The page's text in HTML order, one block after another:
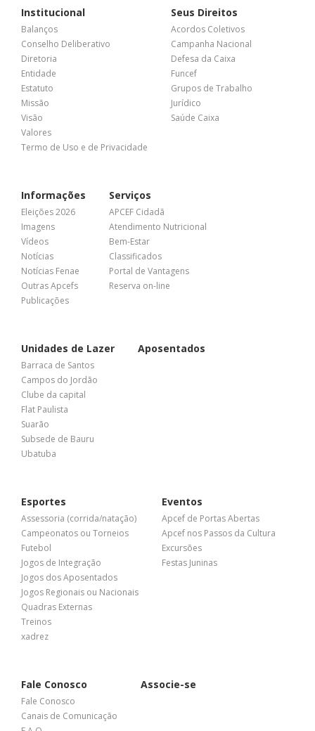
Institucional
Balanços
Conselho Deliberativo
Diretoria
Entidade
Estatuto
Missão
Visão
Valores
Termo de Uso e de Privacidade
Seus Direitos
Acordos Coletivos
Campanha Nacional
Defesa da Caixa
Funcef
Grupos de Trabalho
Jurídico
Saúde Caixa
Informações
Eleições 2026
Imagens
Vídeos
Notícias
Notícias Fenae
Outras Apcefs
Publicações
Serviços
APCEF Cidadã
Atendimento Nutricional
Bem-Estar
Classificados
Portal de Vantagens
Reserva on-line
Unidades de Lazer
Barraca de Santos
Campos do Jordão
Clube da capital
Flat Paulista
Suarão
Subsede de Bauru
Ubatuba
Aposentados
Esportes
Assessoria (corrida/natação)
Campeonatos ou Torneios
Futebol
Jogos de Integração
Jogos dos Aposentados
Jogos Regionais ou Nacionais
Quadras Externas
Treinos
xadrez
Eventos
Apcef de Portas Abertas
Apcef nos Passos da Cultura
Excursões
Festas Juninas
Fale Conosco
Fale Conosco
Canais de Comunicação
Associe-se